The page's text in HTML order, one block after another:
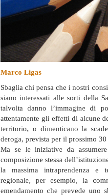
Marco Ligas
Sbaglia chi pensa che i nostri
siano interessati alle sorti della
talvolta danno l’immagine di
attentamente gli effetti di alcune
territorio, o dimenticano la
deroga, prevista per il prossimo
Ma se le iniziative da
composizione stessa
la massima intraprendenza e
regionale, per esempio, la
emendamento che prevede uno